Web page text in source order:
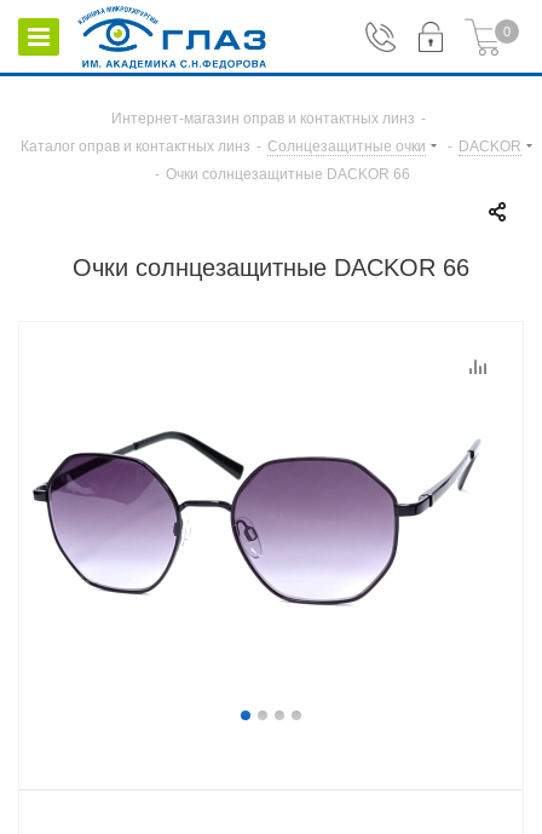
0
Интернет-магазин оправ и контактных линз -
Каталог оправ и контактных линз - Солнцезащитные очки - DACKOR
- Очки солнцезащитные DACKOR 66
Очки солнцезащитные DACKOR 66